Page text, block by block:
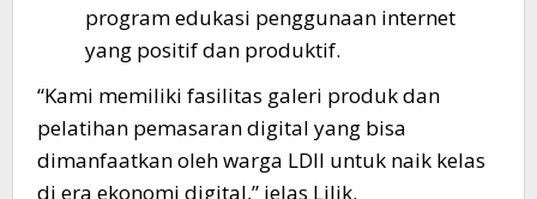
program edukasi penggunaan internet
yang positif dan produktif.
​“Kami memiliki fasilitas galeri produk dan
pelatihan pemasaran digital yang bisa
dimanfaatkan oleh warga LDII untuk naik kelas
di era ekonomi digital,” jelas Lilik.​